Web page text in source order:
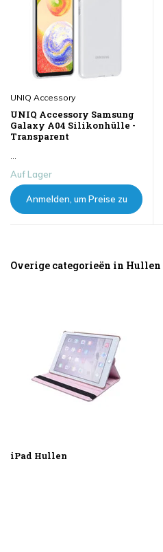
UNIQ Accessory
UNIQ Accessory Samsung
Galaxy A04 Silikonhülle -
Transparent
...
Auf Lager
Anmelden, um Preise zu
Overige categorieën in Hullen
iPad Hullen